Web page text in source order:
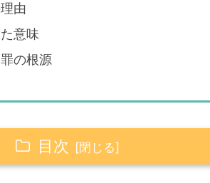
由
意味
の根源
目次